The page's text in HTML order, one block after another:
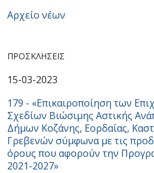
Αρχείο νέων
ΠΡΟΣΚΛΉΣΕΙΣ
15-03-2023
179 - «Επικαιροποίηση των
Σχεδίων Βιώσιμης Αστικής
Δήμων Κοζάνης, Εορδαίας,
Γρεβενών σύμφωνα με τις
όρους που αφορούν την
2021-2027»